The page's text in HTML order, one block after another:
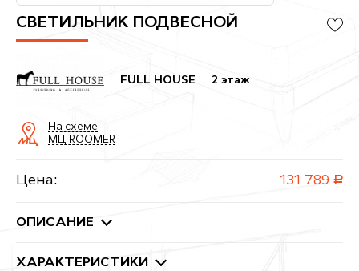
СВЕТИЛЬНИК ПОДВЕСНОЙ
FULL HOUSE 2 этаж
На схеме
МЦ ROOMER
Цена: 131 789 руб.
ОПИСАНИЕ
ХАРАКТЕРИСТИКИ